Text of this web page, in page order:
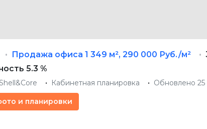
Продажа офиса1 349 м²,290 000 Руб./м²
5.3 %
Кабинетная планировка Обновлено
и планировки